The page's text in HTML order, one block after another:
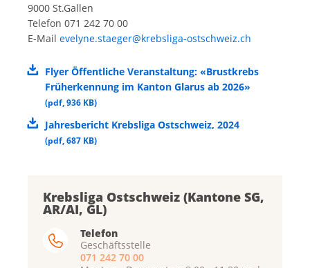
9000 St.Gallen
Telefon 071 242 70 00
E-Mail evelyne.staeger@krebsliga-ostschweiz.ch
Flyer Öffentliche Veranstaltung: «Brustkrebs
Früherkennung im Kanton Glarus ab 2026»
(pdf,936 KB)
Jahresbericht Krebsliga Ostschweiz, 2024
(pdf,687 KB)
Krebsliga Ostschweiz (Kantone SG,
AR/AI, GL)
Telefon
Geschäftsstelle
071 242 70 00